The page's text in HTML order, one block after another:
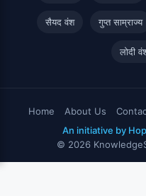
सैयद वंश गुप्त साम्राज्य
लोदी
Home About Us
An initiative by
© 2026